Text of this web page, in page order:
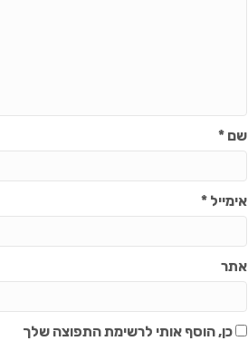
שם*
אימייל*
אתר
כן, הוסף אותי לרשימת התפוצה שלך